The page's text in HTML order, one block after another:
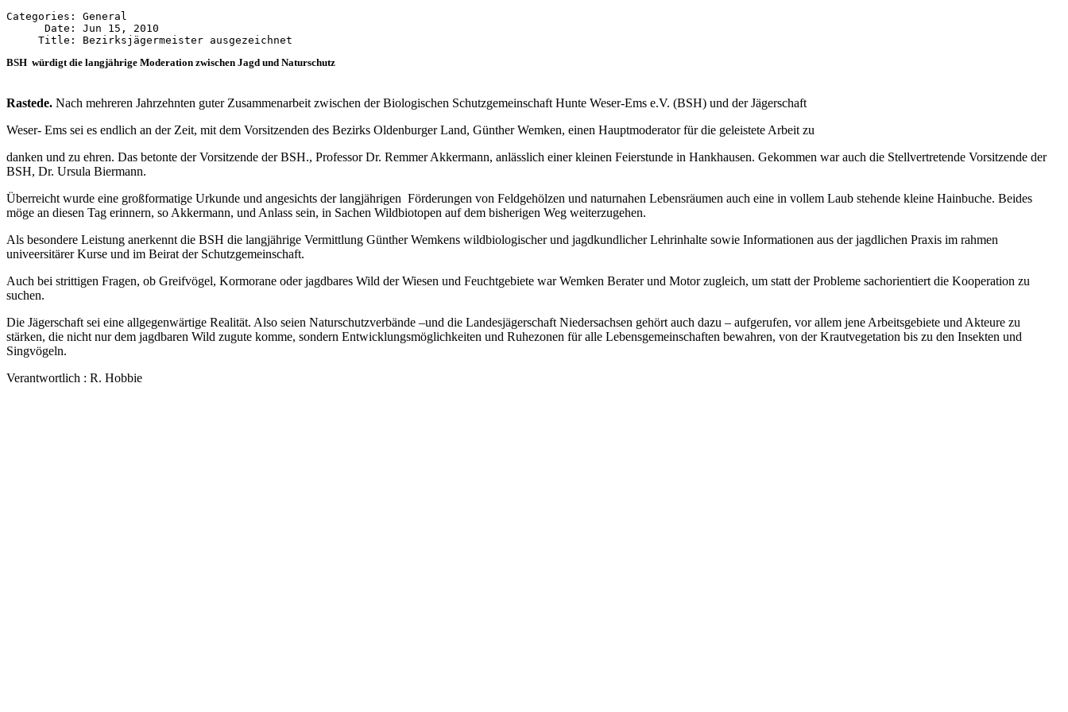
Categories: General
      Date: Jun 15, 2010
BSH würdigt die langjährige Moderation zwischen Jagd und Naturschutz
Rastede. Nach mehreren Jahrzehnten guter Zusammenarbeit zwischen der Biologischen Schutzgemeinschaft Hunte Weser-Ems e.V. (BSH) und der Jägerschaft
Weser- Ems sei es endlich an der Zeit, mit dem Vorsitzenden des Bezirks Oldenburger Land, Günther Wemken, einen Hauptmoderator für die geleistete Arbeit zu
danken und zu ehren. Das betonte der Vorsitzende der BSH., Professor Dr. Remmer Akkermann, anlässlich einer kleinen Feierstunde in Hankhausen. Gekommen war auch die Stellvertretende Vorsitzende der
BSH, Dr. Ursula Biermann.
Überreicht wurde eine großformatige Urkunde und angesichts der langjährigen Förderungen von Feldgehölzen und naturnahen Lebensräumen auch eine in vollem Laub stehende kleine Hainbuche. Beides
möge an diesen Tag erinnern, so Akkermann, und Anlass sein, in Sachen Wildbiotopen auf dem bisherigen Weg weiterzugehen.
Als besondere Leistung anerkennt die BSH die langjährige Vermittlung Günther Wemkens wildbiologischer und jagdkundlicher Lehrinhalte sowie Informationen aus der jagdlichen Praxis im rahmen
univeersitärer Kurse und im Beirat der Schutzgemeinschaft.
Auch bei strittigen Fragen, ob Greifvögel, Kormorane oder jagdbares Wild der Wiesen und Feuchtgebiete war Wemken Berater und Motor zugleich, um statt der Probleme sachorientiert die Kooperation zu
suchen.
Die Jägerschaft sei eine allgegenwärtige Realität. Also seien Naturschutzverbände –und die Landesjägerschaft Niedersachsen gehört auch dazu – aufgerufen, vor allem jene Arbeitsgebiete und Akteure zu
stärken, die nicht nur dem jagdbaren Wild zugute komme, sondern Entwicklungsmöglichkeiten und Ruhezonen für alle Lebensgemeinschaften bewahren, von der Krautvegetation bis zu den Insekten und
Singvögeln.
Verantwortlich : R. Hobbie